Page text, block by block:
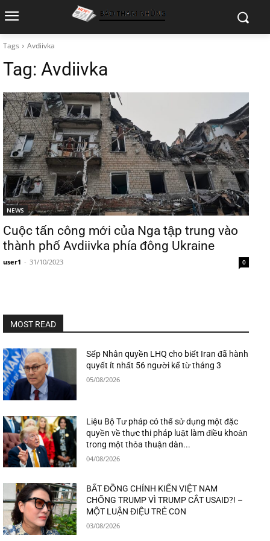
Tags Avdiivka
Tag: Avdiivka
NEWS
Cuộc tấn công mới của Nga tập trung vào
thành phố Avdiivka phía đông Ukraine
user1 - 31/10/2023 0
MOST READ
Sếp Nhân quyền LHQ cho biết Iran đã hành
quyết ít nhất 56 người kể từ tháng 3
05/08/2026
Liệu Bộ Tư pháp có thể sử dụng một đặc
quyền về thực thi pháp luật làm điều khoản
trong một thỏa thuận dàn...
04/08/2026
BẤT ĐỒNG CHÍNH KIẾN VIỆT NAM
CHỐNG TRUMP VÌ TRUMP CẮT USAID?! –
MỘT LUẬN ĐIỆU TRẺ CON
03/08/2026